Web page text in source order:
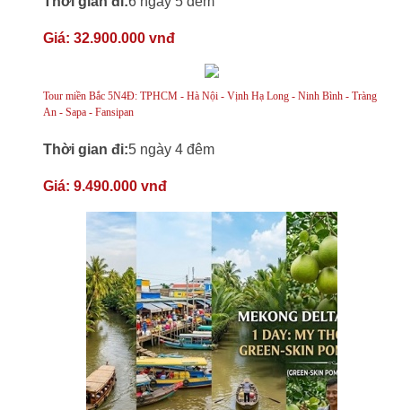
Giá: 32.900.000 vnđ
Tour miền Bắc 5N4Đ: TPHCM - Hà Nội - Vịnh Hạ Long - Ninh Bình - Tràng
An - Sapa - Fansipan
Thời gian đi:5 ngày 4 đêm
Giá: 9.490.000 vnđ